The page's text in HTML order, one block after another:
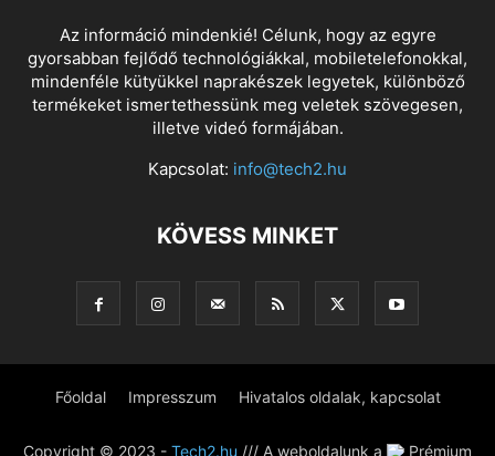
Az információ mindenkié! Célunk, hogy az egyre
gyorsabban fejlődő technológiákkal, mobiletelefonokkal,
mindenféle kütyükkel naprakészek legyetek, különböző
termékeket ismertethessünk meg veletek szövegesen,
illetve videó formájában.
Kapcsolat: info@tech2.hu
KÖVESS MINKET
Főoldal Impresszum Hivatalos oldalak, kapcsolat
Copyright © 2023 - Tech2.hu /// A weboldalunk a Prémium